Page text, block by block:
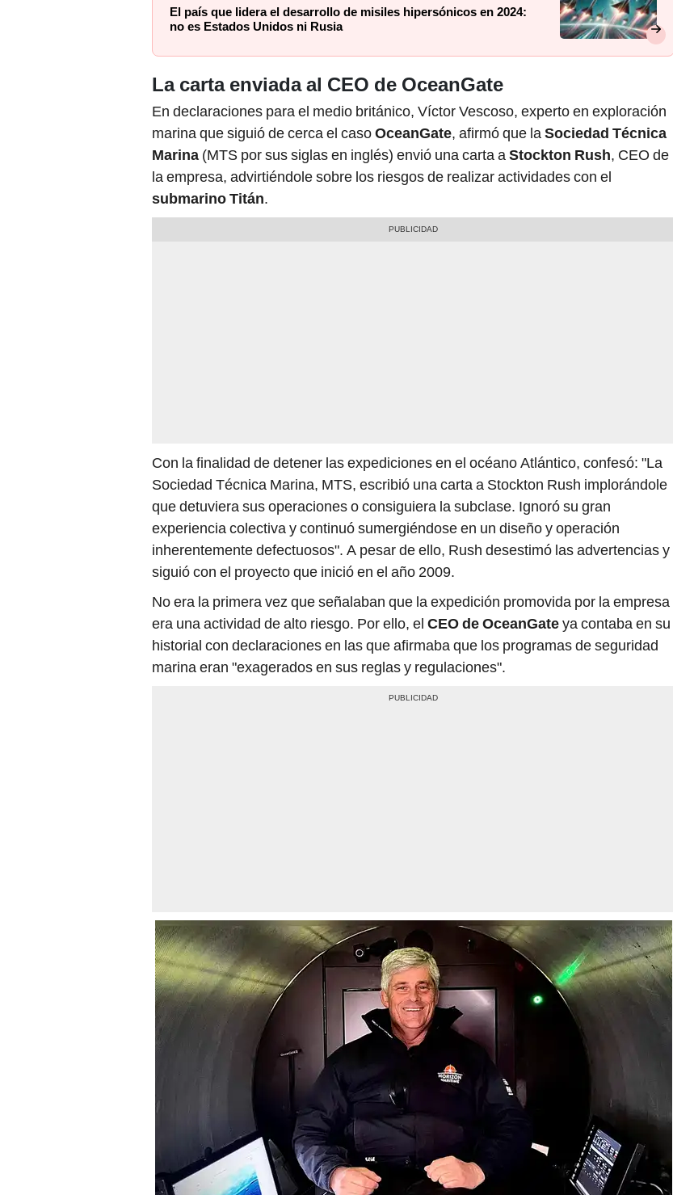
El país que lidera el desarrollo de misiles hipersónicos en 2024:
no es Estados Unidos ni Rusia
La carta enviada al CEO de OceanGate
En declaraciones para el medio británico, Víctor Vescoso, experto en exploración
marina que siguió de cerca el casoOceanGate, afirmó que la Sociedad Técnica
Marina (MTS por sus siglas en inglés) envió una carta a Stockton Rush, CEO de
la empresa, advirtiéndole sobre los riesgos de realizar actividades con el
submarino Titán.
Con la finalidad de detener las expediciones en el océano Atlántico, confesó: "La
Sociedad Técnica Marina, MTS, escribió una carta a Stockton Rush implorándole
que detuviera sus operaciones o consiguiera la subclase. Ignoró su gran
experiencia colectiva y continuó sumergiéndose en un diseño y operación
inherentemente defectuosos". A pesar de ello, Rush desestimó las advertencias y
siguió con el proyecto que inició en el año 2009.
No era la primera vez que señalaban que la expedición promovida por la empresa
era una actividad de alto riesgo. Por ello, el CEO de OceanGateya contaba en su
historial con declaraciones en las que afirmaba que los programas de seguridad
marina eran "exagerados en sus reglas y regulaciones".